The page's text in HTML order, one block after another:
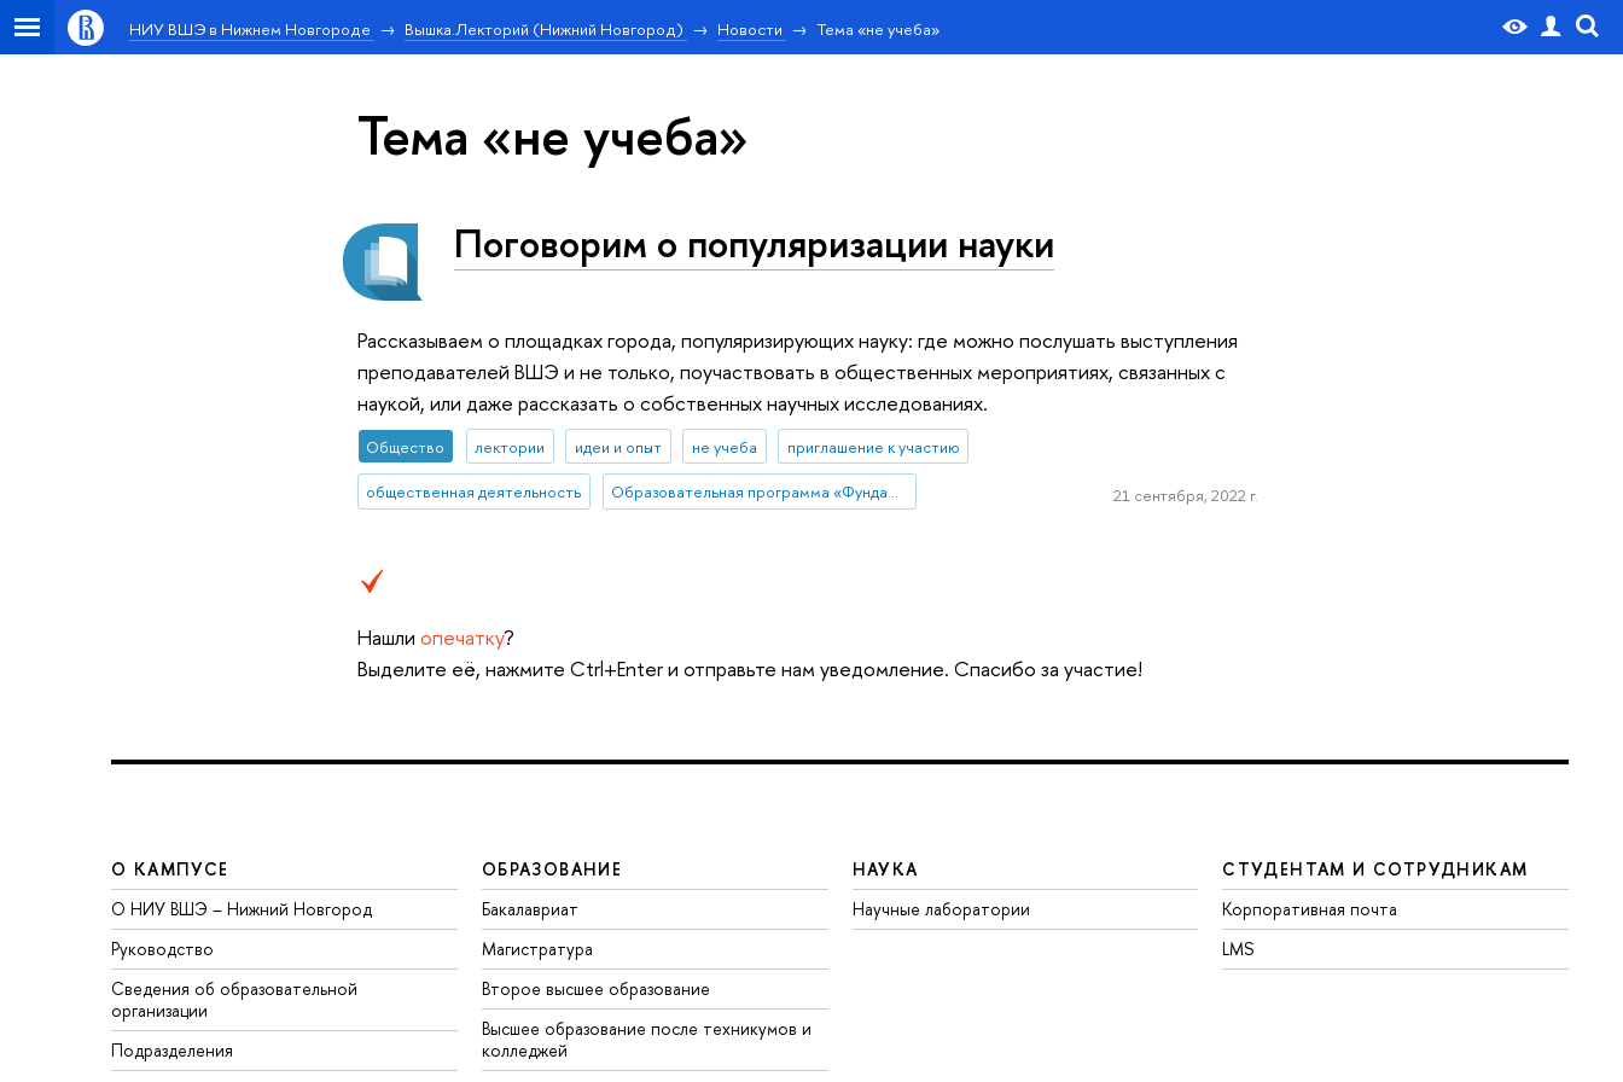
НИУ ВШЭ в Нижнем Новгороде Вышка.Лекторий (Нижний Новгород) Новости Тема «не учеба»
Тема «не учеба»
Поговорим о популяризации науки
Рассказываем о площадках города, популяризирующих науку: где можно послушать выступления
преподавателей ВШЭ и не только, поучаствовать в общественных мероприятиях, связанных с
наукой, или даже рассказать о собственных научных исследованиях.
Общество лектории идеи и опыт не учеба приглашение к участию
общественная деятельность Образовательная программа «Фундаментальная и прикладная лингвистика» 21 сентября, 2022 г.
Нашли опечатку?
Выделите её, нажмите Ctrl+Enter и отправьте нам уведомление. Спасибо за участие!
О КАМПУСЕ
О НИУ ВШЭ – Нижний Новгород
Руководство
Сведения об образовательной
организации
Подразделения
ОБРАЗОВАНИЕ
Бакалавриат
Магистратура
Второе высшее образование
Высшее образование после техникумов и
колледжей
НАУКА
Научные лаборатории
СТУДЕНТАМ И СОТРУДНИКАМ
Корпоративная почта
LMS